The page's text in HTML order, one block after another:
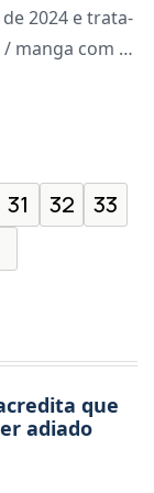
2024 e trata-
manga com o
31 32
33
que
adiado